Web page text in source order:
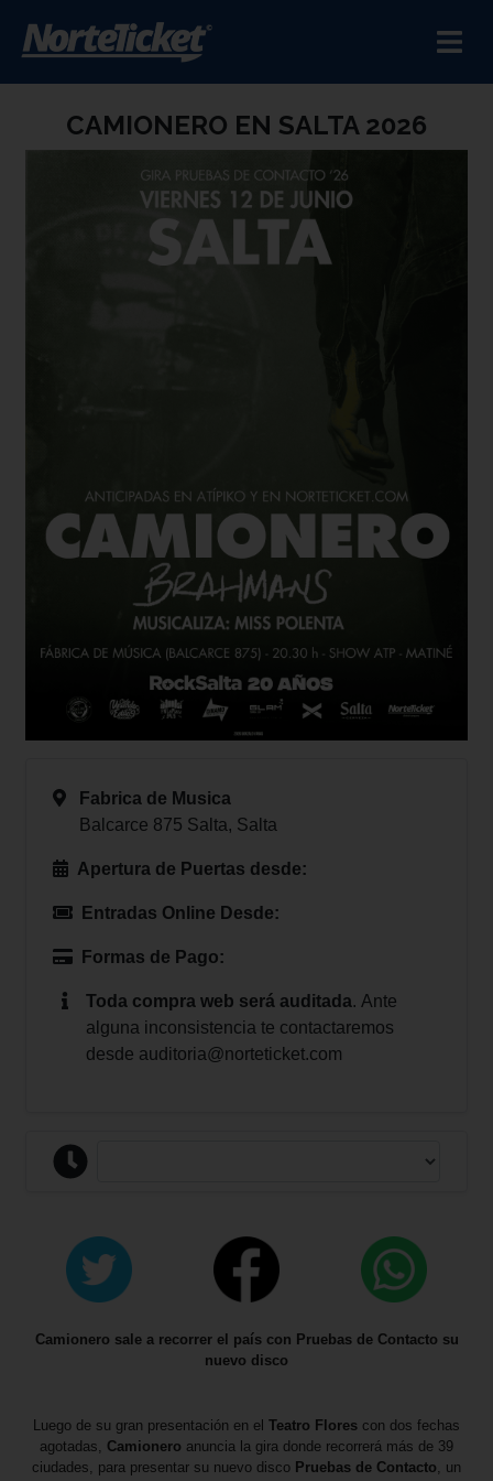
CAMIONERO EN SALTA 2026
Fabrica de Musica
Balcarce 875 Salta, Salta
Apertura de Puertas desde:
Entradas Online Desde:
Formas de Pago:
Toda compra web será auditada. Ante
alguna inconsistencia te contactaremos
desde auditoria@norteticket.com
Camionero sale a recorrer el país con Pruebas de Contacto su
nuevo disco
Luego de su gran presentación en el Teatro Flores con dos fechas
agotadas, Camionero anuncia la gira donde recorrerá más de 39
ciudades, para presentar su nuevo disco Pruebas de Contacto, un